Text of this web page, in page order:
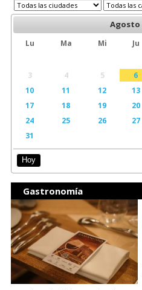
Agosto
Lu Ma Mi Ju
3
4 5 6
10
11 12 13
17
18 19 20
24
25 26 27
31
Hoy
Gastronomía